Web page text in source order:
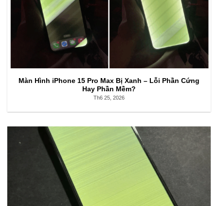
Màn Hình iPhone 15 Pro Max Bị Xanh – Lỗi Phần Cứng
Hay Phần Mềm?
Th6 25, 2026